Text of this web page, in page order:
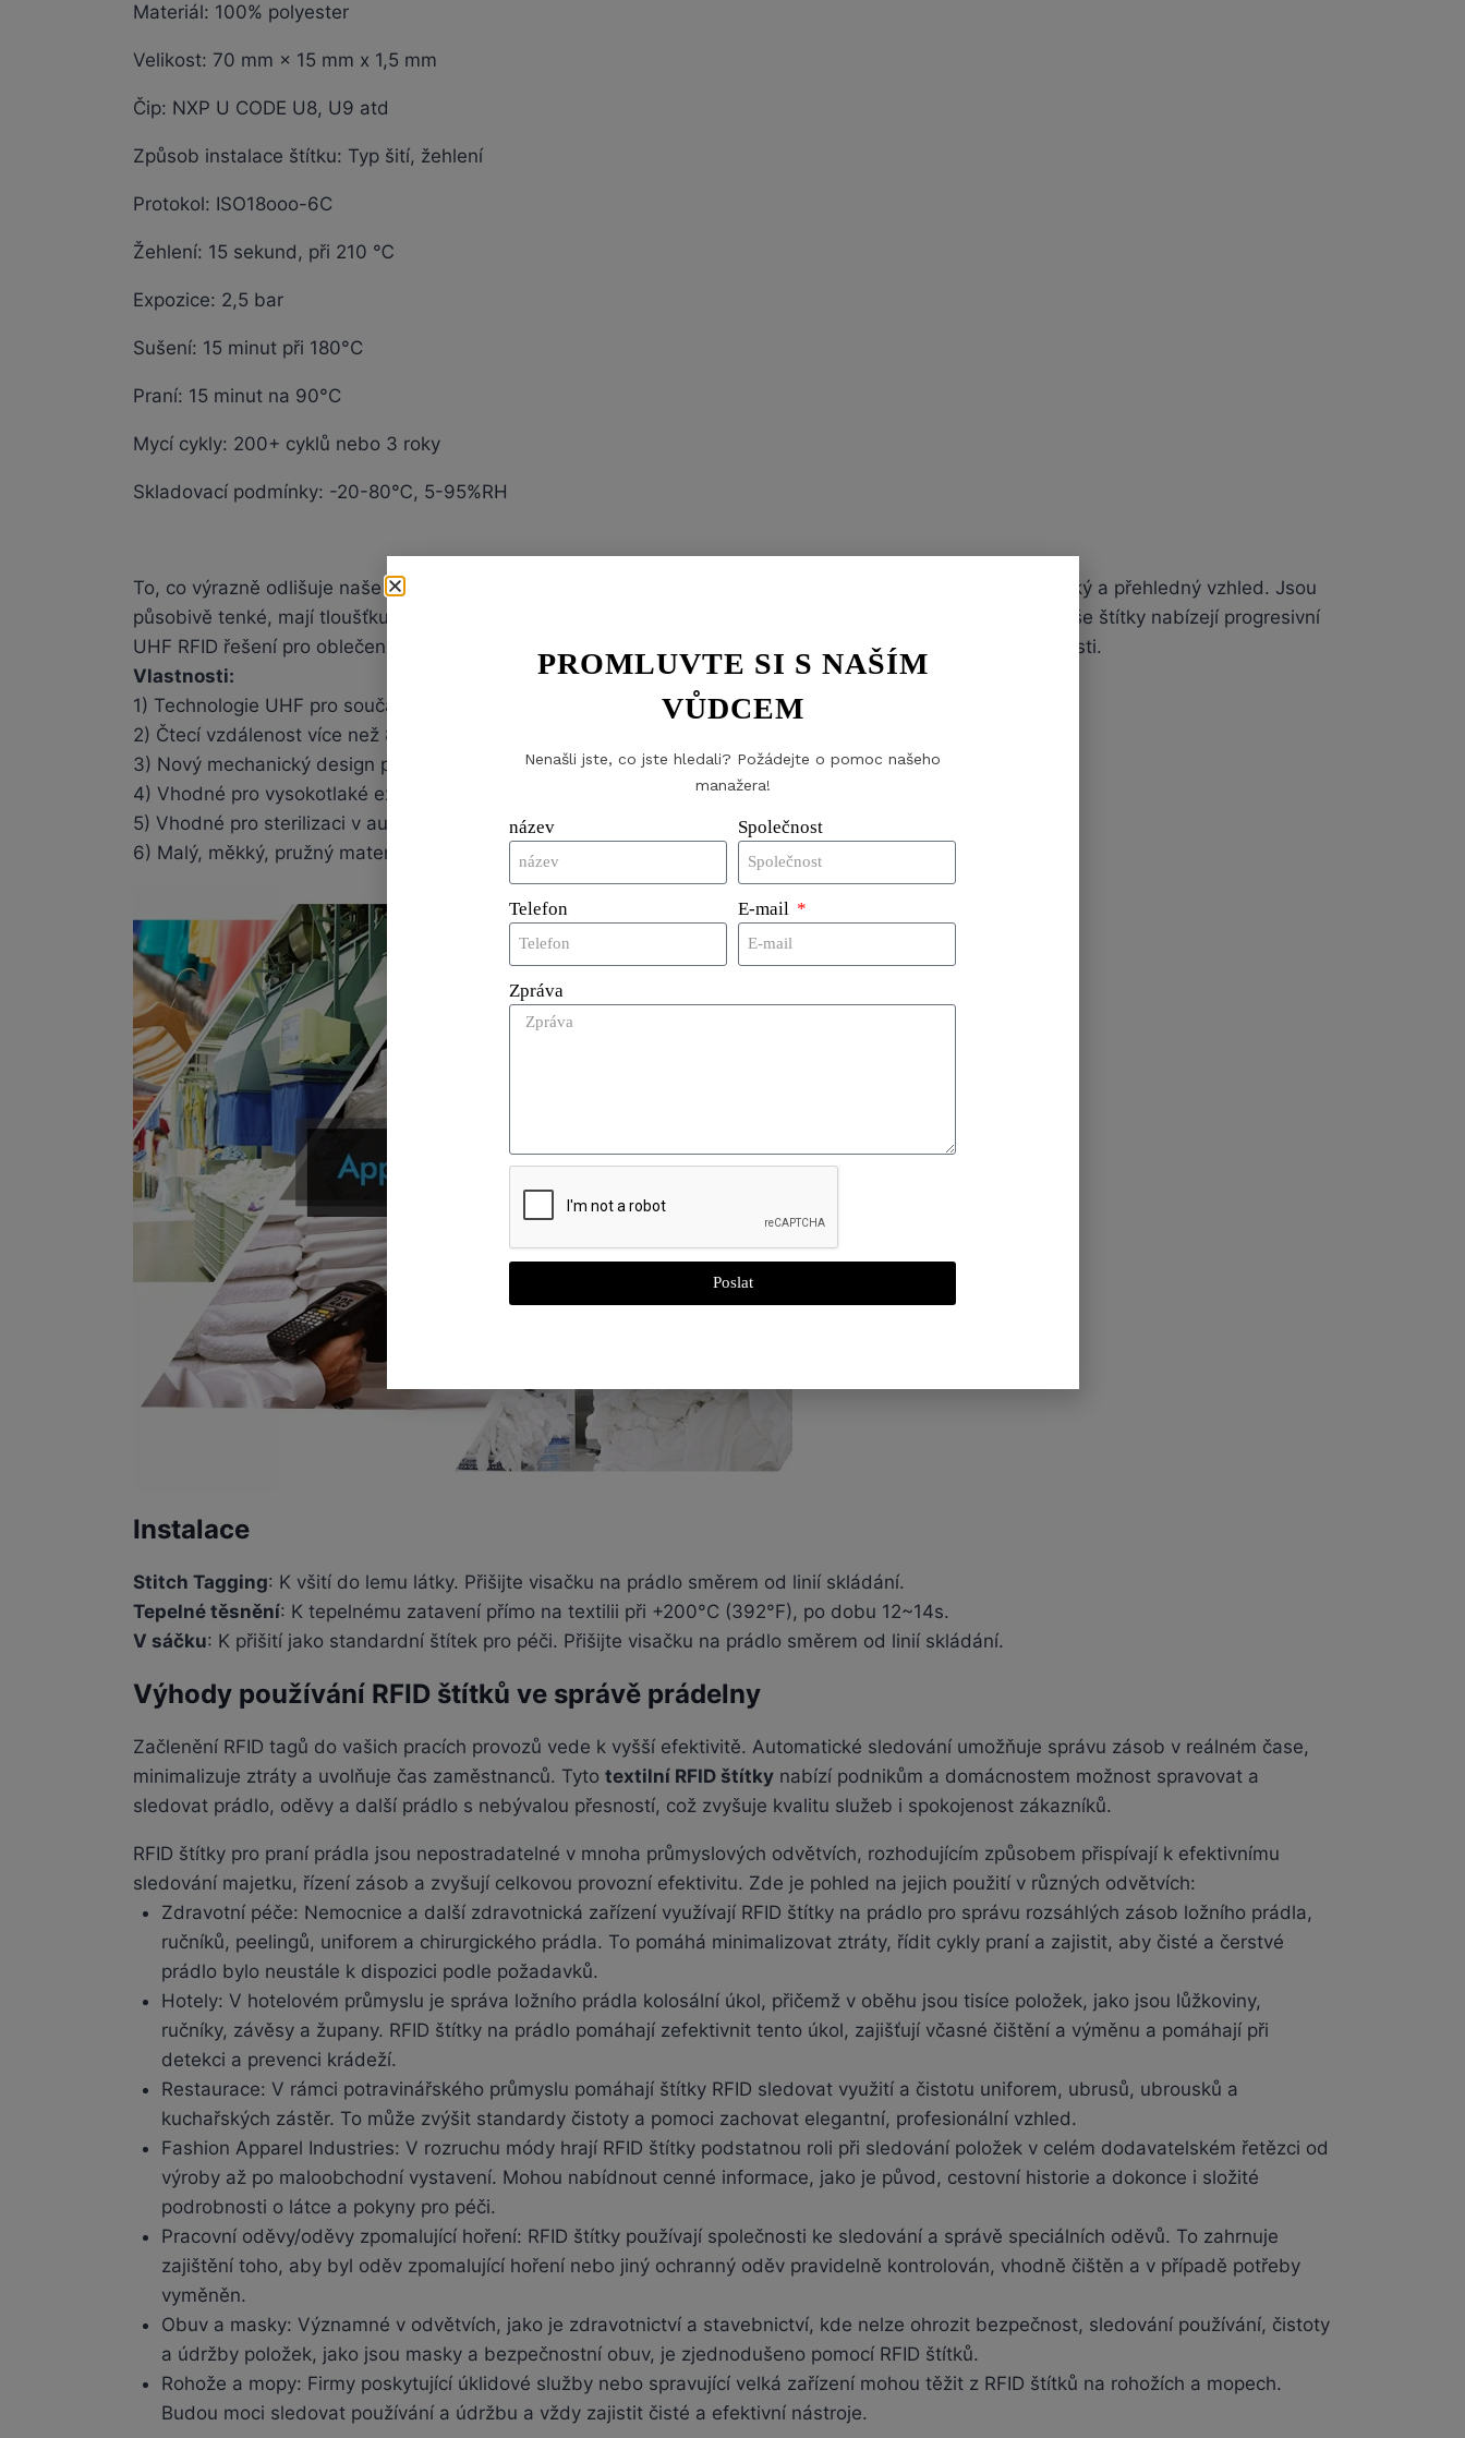
Materiál: 100% polyester
Velikost: 70 mm × 15 mm x 1,5 mm
Čip: NXP U CODE U8, U9 atd
Způsob instalace štítku: Typ šití, žehlení
Protokol: ISO18ooo-6C
Žehlení: 15 sekund, při 210 ℃
Expozice: 2,5 bar
Sušení: 15 minut při 180°C
Praní: 15 minut na 90°C
Mycí cykly: 200+ cyklů nebo 3 roky
Skladovací podmínky: -20-80℃, 5-95%RH
To, co výrazně odlišuje naše UHF RFID štítky na prádlo od řady jiných plátěných štítků na trhu, je jejich hladký a přehledný vzhled. Jsou
působivě tenké, mají tloušťku 0,55 mm, což z nich dělá nejtenčí dostupné štítky na trhu. Stručně řečeno, naše štítky nabízejí progresivní
UHF RFID řešení pro oblečení, které představuje ideální kombinaci cenové dostupnosti, robustnosti a jemnosti.
Vlastnosti:
1) Technologie UHF pro současné čtení stovek tagů.
2) Čtecí vzdálenost více než 8 stop.
3) Nový mechanický design pro lepší výkon pro ploché prádlo.
4) Vhodné pro vysokotlaké extraktory do 60 bar.
5) Vhodné pro sterilizaci v autoklávu.
6) Malý, měkký, pružný materiál ideální pro textilie, prádlo, oděvy a doplňky.
Instalace
Stitch Tagging: K všití do lemu látky. Přišijte visačku na prádlo směrem od linií skládání.
Tepelné těsnění: K tepelnému zatavení přímo na textilii při +200°C (392°F), po dobu 12~14s.
V sáčku: K přišití jako standardní štítek pro péči. Přišijte visačku na prádlo směrem od linií skládání.
Výhody používání RFID štítků ve správě prádelny
Začlenění RFID tagů do vašich pracích provozů vede k vyšší efektivitě. Automatické sledování umožňuje správu zásob v reálném čase,
minimalizuje ztráty a uvolňuje čas zaměstnanců. Tyto textilní RFID štítky nabízí podnikům a domácnostem možnost spravovat a
sledovat prádlo, oděvy a další prádlo s nebývalou přesností, což zvyšuje kvalitu služeb i spokojenost zákazníků.
RFID štítky pro praní prádla jsou nepostradatelné v mnoha průmyslových odvětvích, rozhodujícím způsobem přispívají k efektivnímu
sledování majetku, řízení zásob a zvyšují celkovou provozní efektivitu. Zde je pohled na jejich použití v různých odvětvích:
Zdravotní péče: Nemocnice a další zdravotnická zařízení využívají RFID štítky na prádlo pro správu rozsáhlých zásob ložního prádla,
ručníků, peelingů, uniforem a chirurgického prádla. To pomáhá minimalizovat ztráty, řídit cykly praní a zajistit, aby čisté a čerstvé
prádlo bylo neustále k dispozici podle požadavků.
Hotely: V hotelovém průmyslu je správa ložního prádla kolosální úkol, přičemž v oběhu jsou tisíce položek, jako jsou lůžkoviny,
ručníky, závěsy a župany. RFID štítky na prádlo pomáhají zefektivnit tento úkol, zajišťují včasné čištění a výměnu a pomáhají při
detekci a prevenci krádeží.
Restaurace: V rámci potravinářského průmyslu pomáhají štítky RFID sledovat využití a čistotu uniforem, ubrusů, ubrousků a
kuchařských zástěr. To může zvýšit standardy čistoty a pomoci zachovat elegantní, profesionální vzhled.
Fashion Apparel Industries: V rozruchu módy hrají RFID štítky podstatnou roli při sledování položek v celém dodavatelském řetězci od
výroby až po maloobchodní vystavení. Mohou nabídnout cenné informace, jako je původ, cestovní historie a dokonce i složité
podrobnosti o látce a pokyny pro péči.
Pracovní oděvy/oděvy zpomalující hoření: RFID štítky používají společnosti ke sledování a správě speciálních oděvů. To zahrnuje
zajištění toho, aby byl oděv zpomalující hoření nebo jiný ochranný oděv pravidelně kontrolován, vhodně čištěn a v případě potřeby
vyměněn.
Obuv a masky: Významné v odvětvích, jako je zdravotnictví a stavebnictví, kde nelze ohrozit bezpečnost, sledování používání, čistoty
a údržby položek, jako jsou masky a bezpečnostní obuv, je zjednodušeno pomocí RFID štítků.
Rohože a mopy: Firmy poskytující úklidové služby nebo spravující velká zařízení mohou těžit z RFID štítků na rohožích a mopech.
Budou moci sledovat používání a údržbu a vždy zajistit čisté a efektivní nástroje.
PROMLUVTE SI S NAŠÍM
VŮDCEM
Nenašli jste, co jste hledali? Požádejte o pomoc našeho
manažera!
název Společnost
Telefon E-mail
Zpráva
Poslat